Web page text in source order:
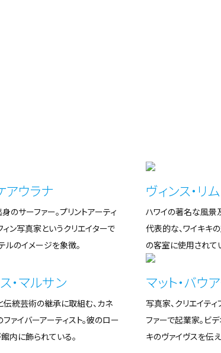
アウラナ
のサーファー。プリントアーティ
ィン写真家というクリエイターで
ルのイメージを象徴。
ヴィンス・リム
ハワイの著名な風景
代表的な、ワイキキ
の客室に使用されて
・マルサン
統芸術の継承に取組む、カネ
ァイバーアーティスト。彼のロー
内に飾られている。
マット・バウ
写真家、クリエイティ
ファーで起業家。ビ
キのヴァイヴスを伝え